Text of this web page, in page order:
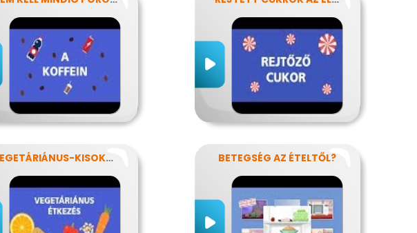
VEGETÁRIÁNUS-KISOKOS BETEGSÉG AZ ÉTELTŐL?